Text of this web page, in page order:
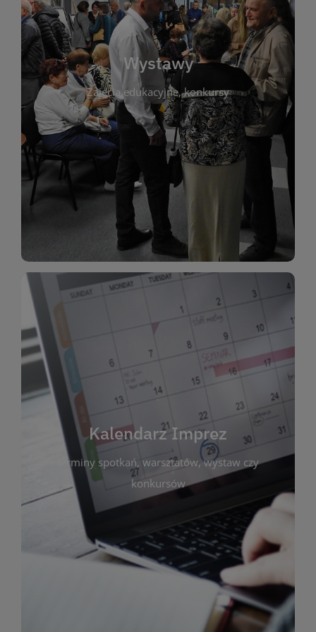
Wystawy
Zajęcia edukacyjne, konkursy
Wystawy
Biblioteka organizuje prezentujące zarówno
sztukę lokalnych twórców, jak i zbiory tematyczne.
W tej sekcji znajdziesz informacje o aktualnych
ekspozycjach oraz archiwum wystaw z
poprzednich lat. Prezentowane prace obejmują
malarstwo, fotografię, rękodzieło i inne formy
artystyczne. Każda wystawa to wyjątkowa okazja
do kontaktu z kulturą i sztuką w przestrzeni
biblioteki. Serdecznie zapraszamy wszystkich
Kalendarz Imprez
terminy spotkań, warsztatów, wystaw czy
konkursów
Kalendarz Imprez
Zakładka ta gromadzi wszystkie planowane
wydarzenia kulturalne i edukacyjne organizowane
przez bibliotekę. Możesz tu sprawdzić terminy
spotkań, warsztatów, wystaw czy konkursów.
Dzięki przejrzystemu kalendarzowi łatwo
zaplanujesz udział w interesujących Cię
wydarzeniach. Aktualizujemy harmonogram na
bieżąco, by zawsze był zgodny z planem pracy
biblioteki. Zapraszamy do śledzenia i uczestnictwa
w życiu kulturalnym miasta!
WIĘCEJ